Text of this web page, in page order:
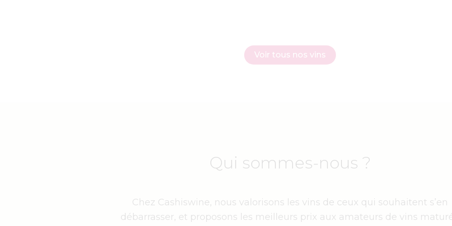
Voir tous nos vins
Qui sommes-nous ?
Chez Cashiswine, nous valorisons les vins de ceux qui souhaitent s’en
débarrasser, et proposons les meilleurs prix aux amateurs de vins